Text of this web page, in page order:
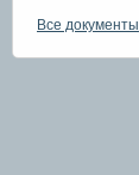
Все документы